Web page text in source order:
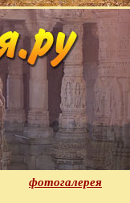
фотогалерея